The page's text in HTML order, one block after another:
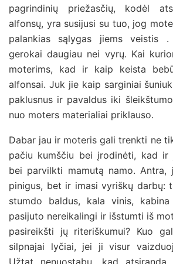
pagrindinių priežasčių, kodėl
alfonsų, yra susijusi su tuo, jog
palankias sąlygas jiems veistis
gerokai daugiau nei vyrų. Kai
moterims, kad ir kaip keista
alfonsai. Juk jie kaip sarginiai
paklusnus ir pavaldus iki
nuo moters materialiai priklauso.
Dabar jau ir moteris gali trenkti ne
pačiu kumščiu bei įrodinėti, kad ir
bei parvilkti mamutą namo.
pinigus, bet ir imasi vyriškų darbų:
stumdo baldus, kala vinis, kabina
pasijuto nereikalingi ir išstumti iš
pasireikšti jų riteriškumui? Kuo
silpnajai lyčiai, jei ji visur